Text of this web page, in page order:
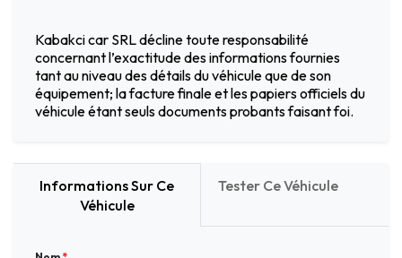
Kabakci car SRL décline toute responsabilité
concernant l’exactitude des informations fournies
tant au niveau des détails du véhicule que de son
équipement; la facture finale et les papiers officiels du
véhicule étant seuls documents probants faisant foi.
Informations Sur Ce
Véhicule
Tester Ce Véhicule